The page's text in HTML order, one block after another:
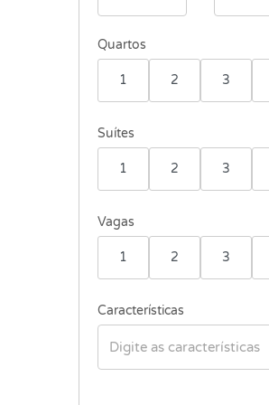
Quartos
1 2 3
Suítes
1 2 3
Vagas
1 2 3
Características